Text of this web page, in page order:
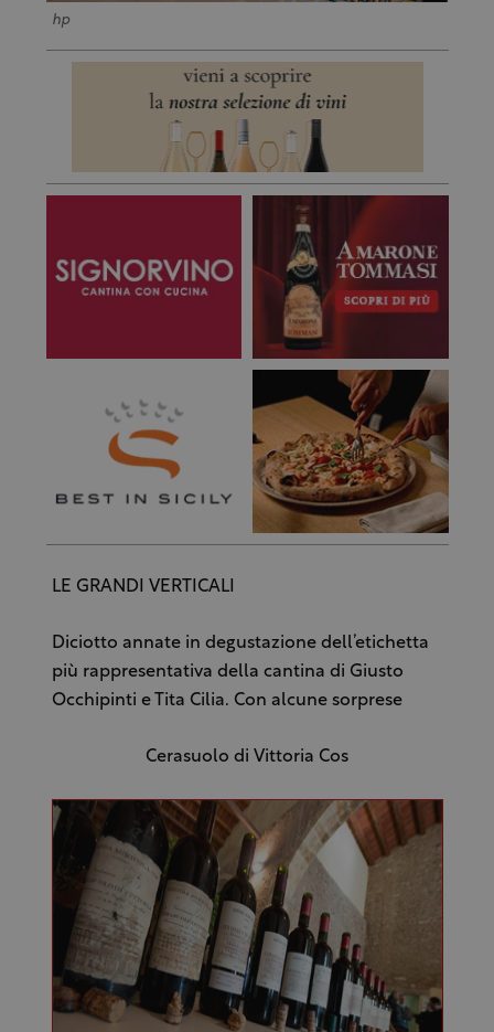
hp
LE GRANDI VERTICALI
Diciotto annate in degustazione dell’etichetta
più rappresentativa della cantina di Giusto
Occhipinti e Tita Cilia. Con alcune sorprese
Cerasuolo di Vittoria Cos